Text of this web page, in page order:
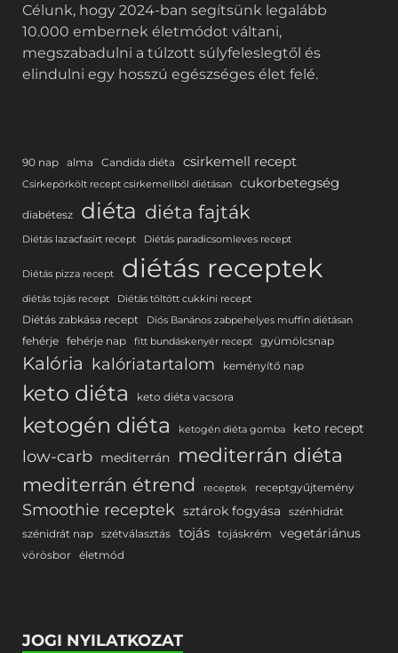
Célunk, hogy 2024-ban segítsünk legalább
10.000 embernek életmódot váltani,
megszabadulni a túlzott súlyfeleslegtől és
elindulni egy hosszú egészséges élet felé.
90 nap alma Candida diéta csirkemell recept
Csirkepörkölt recept csirkemellből diétásan cukorbetegség
diabétesz diéta diéta fajták
Diétás lazacfasírt recept Diétás paradicsomleves recept
Diétás pizza recept diétás receptek
diétás tojás recept Diétás töltött cukkini recept
Diétás zabkása recept Diós Banános zabpehelyes muffin diétásan
fehérje fehérje nap fitt bundáskenyér recept gyümölcsnap
Kalória kalóriatartalom keményítő nap
keto diéta keto diéta vacsora
ketogén diéta ketogén diéta gomba keto recept
low-carb mediterrán mediterrán diéta
mediterrán étrend receptek receptgyűjtemény
Smoothie receptek sztárok fogyása
szénhidrát
szénidrát nap szétválasztás tojás tojáskrém vegetáriánus
vörösbor életmód
JOGI NYILATKOZAT